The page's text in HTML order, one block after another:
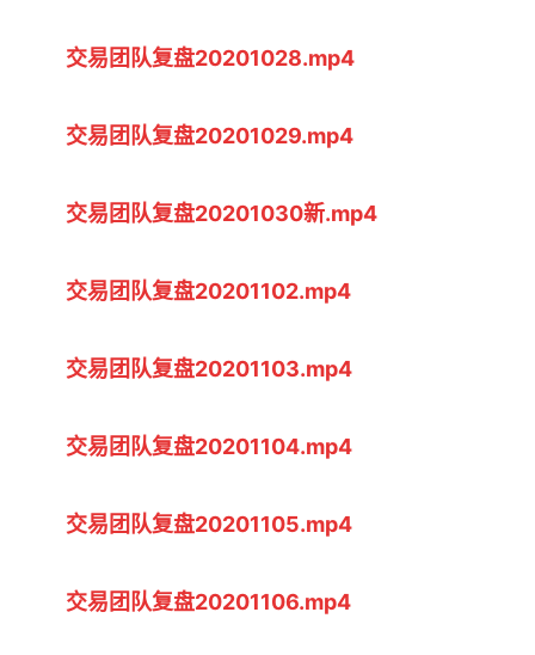
交易团队复盘20201028.mp4
交易团队复盘20201029.mp4
交易团队复盘20201030新.mp4
交易团队复盘20201102.mp4
交易团队复盘20201103.mp4
交易团队复盘20201104.mp4
交易团队复盘20201105.mp4
交易团队复盘20201106.mp4